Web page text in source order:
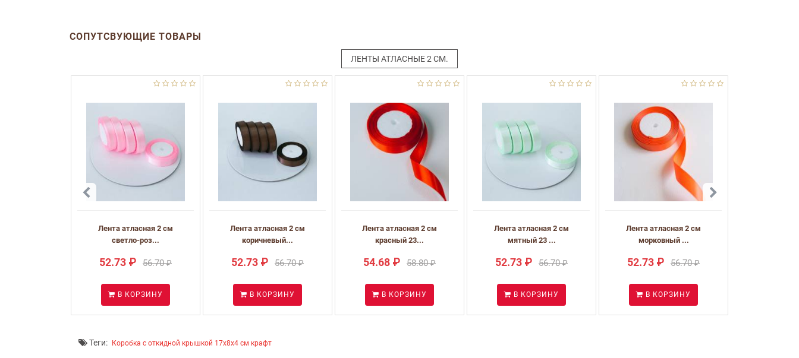
СОПУТСВУЮЩИЕ ТОВАРЫ
ЛЕНТЫ АТЛАСНЫЕ 2 СМ.
Лента атласная 2 см
светло-роз...
52.73 ₽ 56.70 ₽
В КОРЗИНУ
Лента атласная 2 см
коричневый...
52.73 ₽ 56.70 ₽
В КОРЗИНУ
Лента атласная 2 см
красный 23...
54.68 ₽ 58.80 ₽
В КОРЗИНУ
Лента атласная 2 см
мятный 23 ...
52.73 ₽ 56.70 ₽
В КОРЗИНУ
Лента атласная 2 см
морковный ...
52.73 ₽ 56.70 ₽
В КОРЗИНУ
Теги: Коробка с откидной крышкой 17x8x4 см крафт